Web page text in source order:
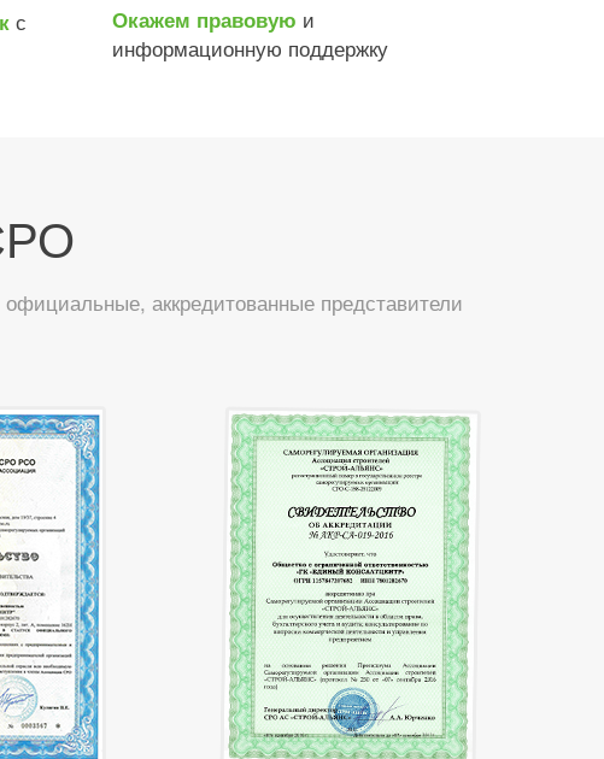
с
Окажем правовую и
информационную поддержку
аккредитованные представители